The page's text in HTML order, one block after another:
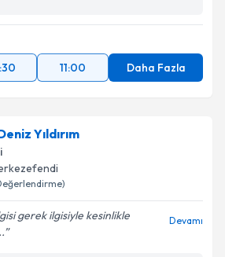
11:00 Daha Fazla
Yıldırım
gerek ilgisiyle kesinlikle
Devamı